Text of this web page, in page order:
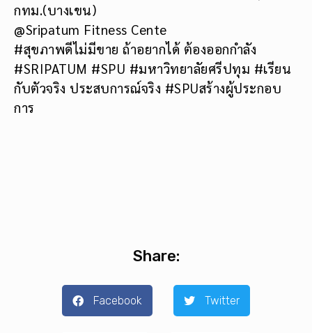
กทม.(บางเขน)
@Sripatum Fitness Cente
#สุขภาพดีไม่มีขาย ถ้าอยากได้ ต้องออกกำลัง
#SRIPATUM #SPU #มหาวิทยาลัยศรีปทุม #เรียน
กับตัวจริง ประสบการณ์จริง #SPUสร้างผู้ประกอบ
การ
Share:
Facebook Twitter